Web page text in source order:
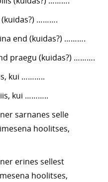
……….
end (kuidas?) ……….
praegu (kuidas?) ……….
kui ………..
kui ………..
sarnanes selle
hoolitses,
erines sellest
hoolitses,